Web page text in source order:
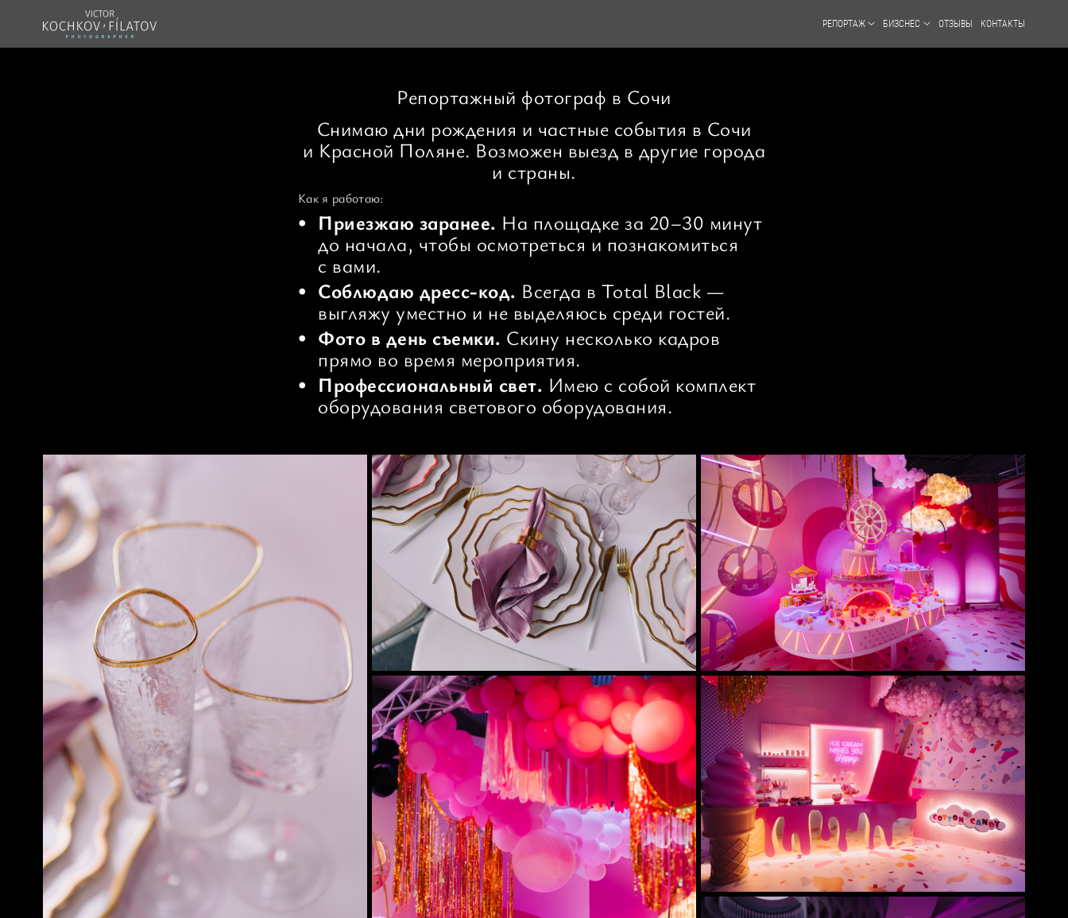
РЕПОРТАЖ БИЗСНЕС ОТЗЫВЫ КОНТАКТЫ
Репортажный фотограф в Сочи
Снимаю дни рождения и частные события в Сочи
и Красной Поляне. Возможен выезд в другие города
и страны.
Как я работаю:
Приезжаю заранее. На площадке за 20–30 минут
до начала, чтобы осмотреться и познакомиться
с вами.
Соблюдаю дресс-код. Всегда в Total Black —
выгляжу уместно и не выделяюсь среди гостей.
Фото в день съемки. Скину несколько кадров
прямо во время мероприятия.
Профессиональный свет. Имею с собой комплект
оборудования светового оборудования.